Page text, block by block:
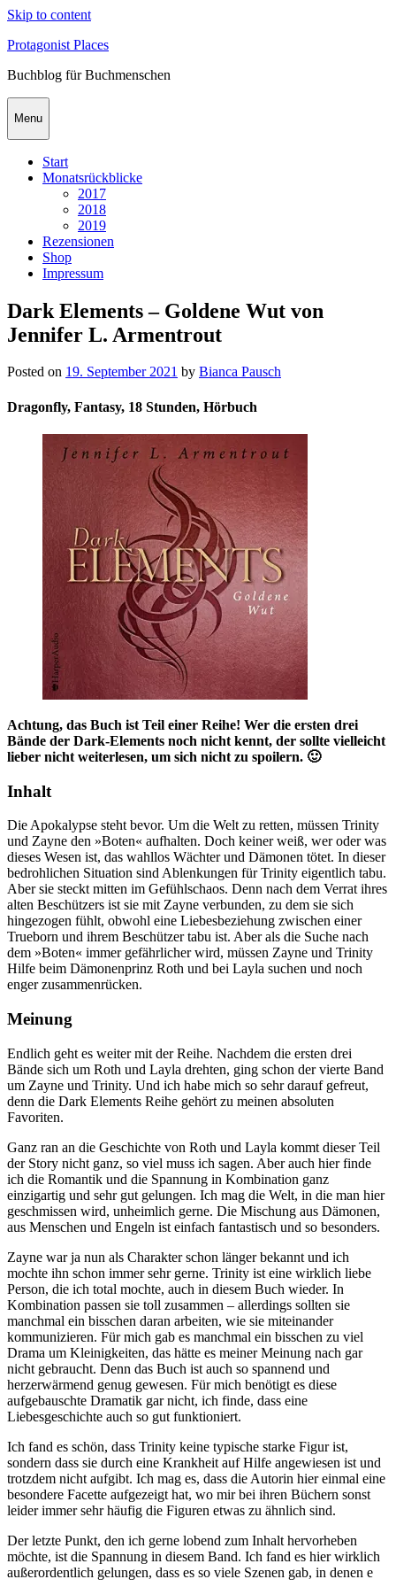
Skip to content
Protagonist Places
Buchblog für Buchmenschen
Menu
Start
Monatsrückblicke
2017
2018
2019
Rezensionen
Shop
Impressum
Dark Elements – Goldene Wut von
Jennifer L. Armentrout
Posted on 19. September 2021 by Bianca Pausch
Dragonfly, Fantasy, 18 Stunden, Hörbuch
Achtung, das Buch ist Teil einer Reihe! Wer die ersten drei
Bände der Dark-Elements noch nicht kennt, der sollte vielleicht
lieber nicht weiterlesen, um sich nicht zu spoilern. 🙂
Inhalt
Die Apokalypse steht bevor. Um die Welt zu retten, müssen Trinity
und Zayne den »Boten« aufhalten. Doch keiner weiß, wer oder was
dieses Wesen ist, das wahllos Wächter und Dämonen tötet. In dieser
bedrohlichen Situation sind Ablenkungen für Trinity eigentlich tabu.
Aber sie steckt mitten im Gefühlschaos. Denn nach dem Verrat ihres
alten Beschützers ist sie mit Zayne verbunden, zu dem sie sich
hingezogen fühlt, obwohl eine Liebesbeziehung zwischen einer
Trueborn und ihrem Beschützer tabu ist. Aber als die Suche nach
dem »Boten« immer gefährlicher wird, müssen Zayne und Trinity
Hilfe beim Dämonenprinz Roth und bei Layla suchen und noch
enger zusammenrücken.
Meinung
Endlich geht es weiter mit der Reihe. Nachdem die ersten drei
Bände sich um Roth und Layla drehten, ging schon der vierte Band
um Zayne und Trinity. Und ich habe mich so sehr darauf gefreut,
denn die Dark Elements Reihe gehört zu meinen absoluten
Favoriten.
Ganz ran an die Geschichte von Roth und Layla kommt dieser Teil
der Story nicht ganz, so viel muss ich sagen. Aber auch hier finde
ich die Romantik und die Spannung in Kombination ganz
einzigartig und sehr gut gelungen. Ich mag die Welt, in die man hier
geschmissen wird, unheimlich gerne. Die Mischung aus Dämonen,
aus Menschen und Engeln ist einfach fantastisch und so besonders.
Zayne war ja nun als Charakter schon länger bekannt und ich
mochte ihn schon immer sehr gerne. Trinity ist eine wirklich liebe
Person, die ich total mochte, auch in diesem Buch wieder. In
Kombination passen sie toll zusammen – allerdings sollten sie
manchmal ein bisschen daran arbeiten, wie sie miteinander
kommunizieren. Für mich gab es manchmal ein bisschen zu viel
Drama um Kleinigkeiten, das hätte es meiner Meinung nach gar
nicht gebraucht. Denn das Buch ist auch so spannend und
herzerwärmend genug gewesen. Für mich benötigt es diese
aufgebauschte Dramatik gar nicht, ich finde, dass eine
Liebesgeschichte auch so gut funktioniert.
Ich fand es schön, dass Trinity keine typische starke Figur ist,
sondern dass sie durch eine Krankheit auf Hilfe angewiesen ist und
trotzdem nicht aufgibt. Ich mag es, dass die Autorin hier einmal eine
besondere Facette aufgezeigt hat, wo mir bei ihren Büchern sonst
leider immer sehr häufig die Figuren etwas zu ähnlich sind.
Der letzte Punkt, den ich gerne lobend zum Inhalt hervorheben
möchte, ist die Spannung in diesem Band. Ich fand es hier wirklich
außerordentlich gelungen, dass es so viele Szenen gab, in denen e